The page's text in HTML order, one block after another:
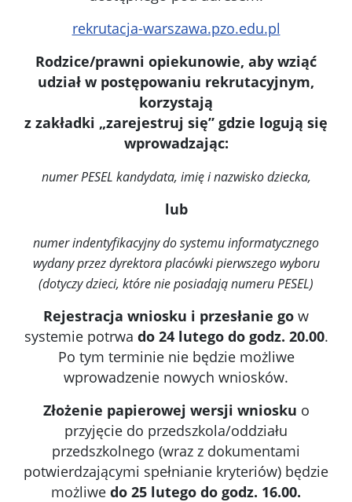
rekrutacja-warszawa.pzo.edu.pl
Rodzice/prawni opiekunowie, aby wziąć
udział w postępowaniu rekrutacyjnym,
korzystają
z zakładki „zarejestruj się” gdzie logują się
wprowadzając:
numer PESEL kandydata, imię i nazwisko dziecka,
lub
numer indentyfikacyjny do systemu informatycznego
wydany przez dyrektora placówki pierwszego wyboru
(dotyczy dzieci, które nie posiadają numeru PESEL)
Rejestracja wniosku i przesłanie go w
systemie potrwa do 24 lutego do godz. 20.00.
Po tym terminie nie będzie możliwe
wprowadzenie nowych wniosków.
Złożenie papierowej wersji wniosku o
przyjęcie do przedszkola/oddziału
przedszkolnego (wraz z dokumentami
potwierdzającymi spełnianie kryteriów) będzie
możliwe do 25 lutego do godz. 16.00.